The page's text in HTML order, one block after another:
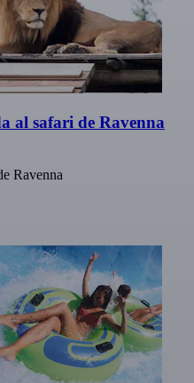
al safari de Ravenna
Ravenna